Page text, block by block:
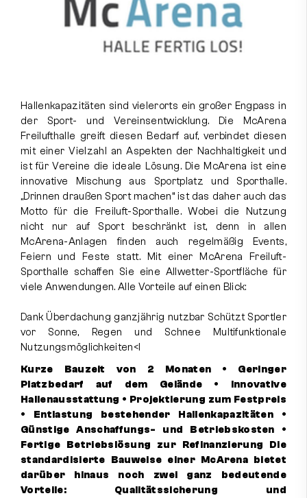
Hallenkapazitäten sind vielerorts ein großer Engpass in
der Sport- und Vereinsentwicklung. Die McArena
Freilufthalle greift diesen Bedarf auf, verbindet diesen
mit einer Vielzahl an Aspekten der Nachhaltigkeit und
ist für Vereine die ideale Lösung. Die McArena ist eine
innovative Mischung aus Sportplatz und Sporthalle.
„Drinnen draußen Sport machen“ ist das daher auch das
Motto für die Freiluft-Sporthalle. Wobei die Nutzung
nicht nur auf Sport beschränkt ist, denn in allen
McArena-Anlagen finden auch regelmäßig Events,
Feiern und Feste statt. Mit einer McArena Freiluft-
Sporthalle schaffen Sie eine Allwetter-Sportfläche für
viele Anwendungen. Alle Vorteile auf einen Blick:
Dank Überdachung ganzjährig nutzbar Schützt Sportler
vor Sonne, Regen und Schnee Multifunktionale
Nutzungsmöglichkeiten<l
Kurze Bauzeit von 2 Monaten • Geringer
Platzbedarf auf dem Gelände • Innovative
Hallenausstattung • Projektierung zum Festpreis
• Entlastung bestehender Hallenkapazitäten •
Günstige Anschaffungs- und Betriebskosten •
Fertige Betriebslösung zur Refinanzierung Die
standardisierte Bauweise einer McArena bietet
darüber hinaus noch zwei ganz bedeutende
Vorteile: Qualitätssicherung und
Kontakt aufnehmen
Instagram Facebook